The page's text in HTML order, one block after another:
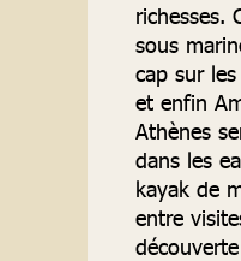
richesses.
sous
cap sur
et enfin
Athènes
dans les
kayak de
entre